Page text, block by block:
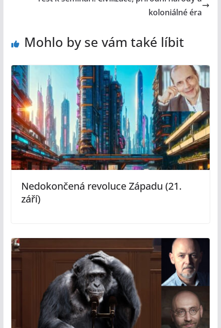
koloniálné éra
Mohlo by se vám také líbit
Nedokončená revoluce Západu (21.
září)